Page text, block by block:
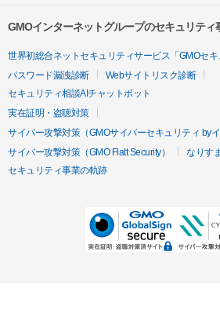
GMOインターネットグループのセキュリティ
世界初総合ネットセキュリティサービス「GMOセキ
パスワード漏洩診断
Webサイトリスク診断
セキュリティ相談AIチャットボット
実在証明・盗聴対策
サイバー攻撃対策（GMOサイバーセキュリティ byイ
サイバー攻撃対策（GMO Flatt Security）
なりす
セキュリティ事業の軌跡